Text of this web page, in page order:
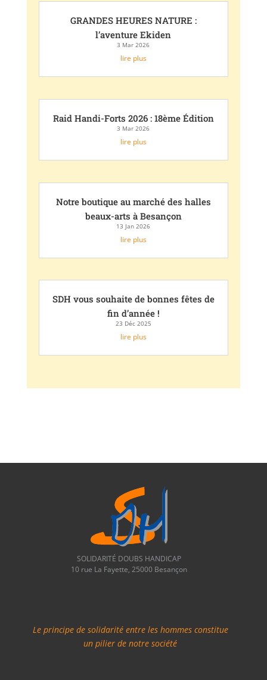
GRANDES HEURES NATURE :
l’aventure Ekiden
3 Mar 2026
lire plus
Raid Handi-Forts 2026 : 18ème Édition
3 Mar 2026
lire plus
Notre boutique au marché des halles
beaux-arts à Besançon
13 Jan 2026
lire plus
SDH vous souhaite de bonnes fêtes de
fin d’année !
23 Déc 2025
lire plus
SOLIDARITÉ DOUBS HANDICAP
10 rue La Fayette, 25000 Besançon
Le principe de solidarité entre les hommes constitue
un pilier de notre société